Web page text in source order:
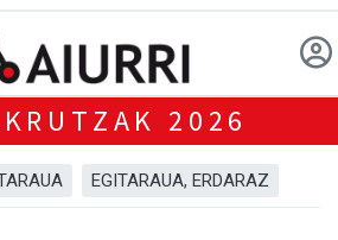
2026
EGITARAUA, ERDARAZ